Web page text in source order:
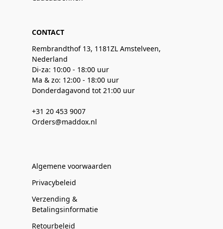
CONTACT
Rembrandthof 13, 1181ZL Amstelveen,
Nederland
Di-za: 10:00 - 18:00 uur
Ma & zo: 12:00 - 18:00 uur
Donderdagavond tot 21:00 uur
+31 20 453 9007
Orders@maddox.nl
Algemene voorwaarden
Privacybeleid
Verzending &
Betalingsinformatie
Retourbeleid